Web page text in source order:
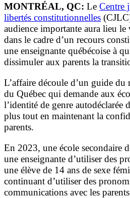
MONTRÉAL, QC: Le Centre
libertés constitutionnelles
audience importante aura lieu
dans le cadre d’un recours
une enseignante québécoise à
dissimuler aux parents la
L’affaire découle d’un guide du
du Québec qui demande aux
l’identité de genre autodéclarée
plus tout en maintenant la
parents.
En 2023, une école secondaire
une enseignante d’utiliser des
une élève de 14 ans de sexe
continuant d’utiliser des
communications avec les